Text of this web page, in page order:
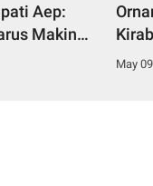
Aep:
Makin
May